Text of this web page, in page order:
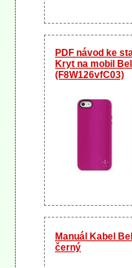
PDF návod ke
Kryt na mobil
(F8W126vfC03)
Manuál Kabel
černý